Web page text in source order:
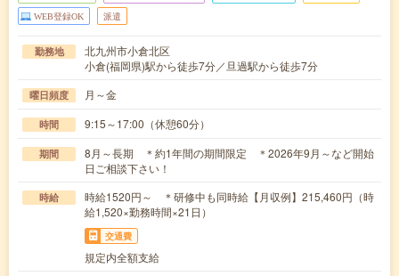
WEB登録OK 派遣
勤務地
北九州市小倉北区
小倉(福岡県)駅から徒歩7分／旦過駅から徒歩7分
曜日頻度 月～金
時間 9:15～17:00（休憩60分）
期間
8月～長期 ＊約1年間の期間限定 ＊2026年9月～など開始
日ご相談下さい！
時給
時給1520円～ ＊研修中も同時給【月収例】215,460円（時
給1,520×勤務時間×21日）
交通費
規定内全額支給